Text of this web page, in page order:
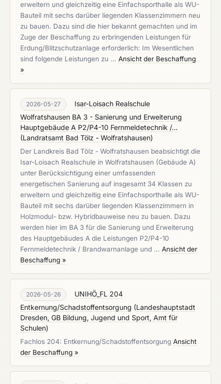
erweitern und gleichzeitig eine Einfachsporthalle als WU-
Bauteil mit sechs darüber liegenden Klassenzimmern neu
zu bauen. Dazu sind die hier bekannt gemachten und im
Zuge der Beschaffung zu erbringenden Leistungen für
Erdung/Blitzschutzanlage erforderlich: Im Wesentlichen
sind folgende Leistungen zu … Ansicht der Beschaffung
»
2026-05-27
Isar-Loisach Realschule
Wolfratshausen BA 3 - Sanierung und Erweiterung
Hauptgebäude A P2/P4-10 Fernmeldetechnik /...
(Landratsamt Bad Tölz - Wolfratshausen)
Der Landkreis Bad Tölz - Wolfratshausen beabsichtigt die
Isar-Loisach Realschule in Wolfratshausen (Gebäude A)
unter Berücksichtigung einer umfassenden
energetischen Sanierung auf insgesamt 34 Klassen zu
erweitern und gleichzeitig eine Einfachsporthalle als WU-
Bauteil mit sechs darüber liegenden Klassenzimmern in
Holzmodul- bzw. Hybridbauweise neu zu bauen. Dazu
werden hier im BA 3 für die Sanierung und Erweiterung
des Hauptgebäudes A die Leistungen P2/P4-10
Fernmeldetechnik / Brandwarnanlage und … Ansicht der
Beschaffung »
2026-05-26
UNIHÖ_FL 204
Entkernung/Schadstoffentsorgung (Landeshauptstadt
Dresden, GB Bildung, Jugend und Sport, Amt für
Schulen)
Fachlos 204: Entkernung/Schadstoffentsorgung Ansicht
der Beschaffung »